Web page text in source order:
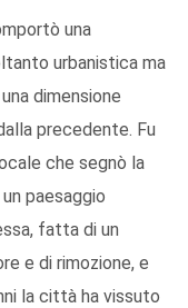
una
urbanistica ma
dimensione
precedente. Fu
che segnò la
paesaggio
fatta di un
e di rimozione, e
la città ha vissuto